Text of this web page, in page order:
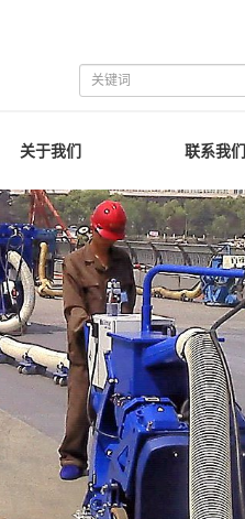
关于我们 联系我们